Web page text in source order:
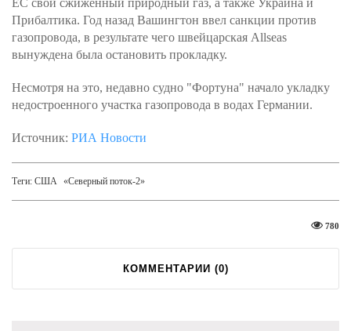
ЕС свой сжиженный природный газ, а также Украина и
Прибалтика. Год назад Вашингтон ввел санкции против
газопровода, в результате чего швейцарская Allseas
вынуждена была остановить прокладку.
Несмотря на это, недавно судно "Фортуна" начало укладку
недостроенного участка газопровода в водах Германии.
Источник: РИА Новости
Теги: США «Северный поток-2»
780
КОММЕНТАРИИ (0)